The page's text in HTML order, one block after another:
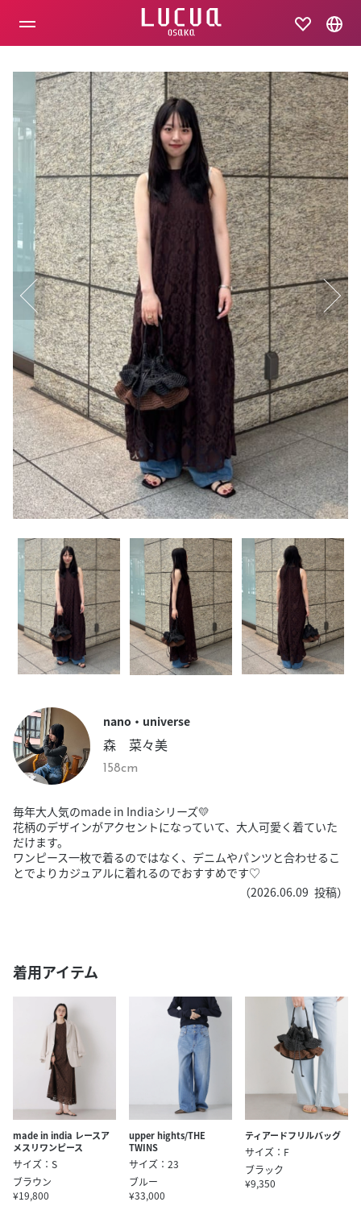
nano・universe
森 菜々美
158cm
毎年大人気のmade in Indiaシリーズ💛
花柄のデザインがアクセントになっていて、大人可愛く着ていた
だけます。
ワンピース一枚で着るのではなく、デニムやパンツと合わせるこ
とでよりカジュアルに着れるのでおすすめです♡
（2026.06.09 投稿）
着用アイテム
made in india レースア
メスリワンピース
サイズ：S
ブラウン
¥19,800
upper hights/THE
TWINS
サイズ：23
ブルー
¥33,000
ティアードフリルバッグ
サイズ：F
ブラック
¥9,350